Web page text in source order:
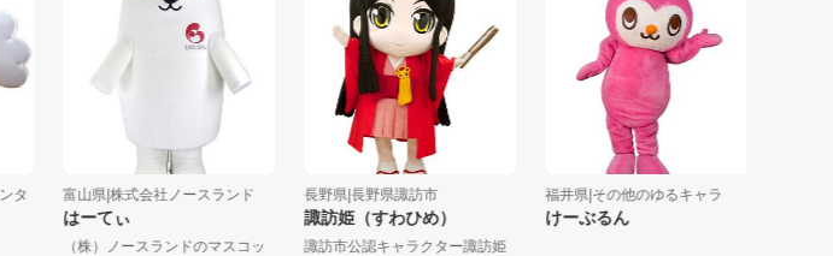
富山県|株式会社ノースランド
はーてぃ
（株）ノースランドのマスコッ
長野県|長野県諏訪市
諏訪姫（すわひめ）
諏訪市公認キャラクター諏訪姫
福井県|その他のゆるキャラ
けーぶるん